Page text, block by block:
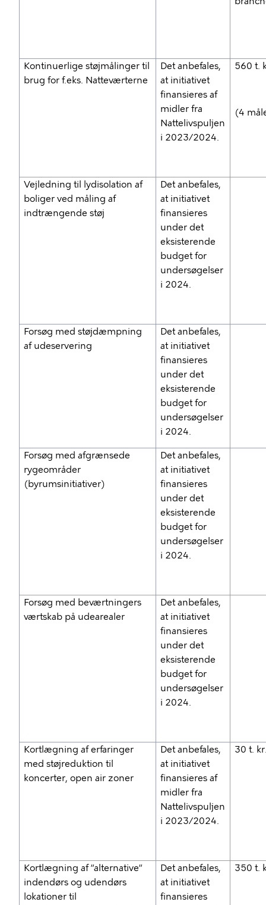
Kontinuerlige støjmålinger til
brug for f.eks. Natteværterne
Det anbefales,
at initiativet
finansieres af
midler fra
Nattelivspuljen
i 2023/2024.
560 t.
(4
Vejledning til lydisolation af
boliger ved måling af
indtrængende støj
Det anbefales,
at initiativet
finansieres
under det
eksisterende
budget for
undersøgelser
i 2024.
Forsøg med støjdæmpning
af udeservering
Det anbefales,
at initiativet
finansieres
under det
eksisterende
budget for
undersøgelser
i 2024.
Forsøg med afgrænsede
rygeområder
(byrumsinitiativer)
Det anbefales,
at initiativet
finansieres
under det
eksisterende
budget for
undersøgelser
i 2024.
Forsøg med beværtningers
værtskab på udearealer
Det anbefales,
at initiativet
finansieres
under det
eksisterende
budget for
undersøgelser
i 2024.
Kortlægning af erfaringer
med støjreduktion til
koncerter, open air zoner
Det anbefales,
at initiativet
finansieres af
midler fra
Nattelivspuljen
i 2023/2024.
30 t.
Kortlægning af ”alternative”
indendørs og udendørs
lokationer til
Det anbefales,
at initiativet
finansieres
350 t.